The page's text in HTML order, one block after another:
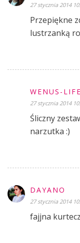
27 stycznia 2014
Przepiękne
lustrzanką
WENUS-
27 stycznia 2014
Śliczny
narzutka :)
DAYANO
27 stycznia 2014
fajjna